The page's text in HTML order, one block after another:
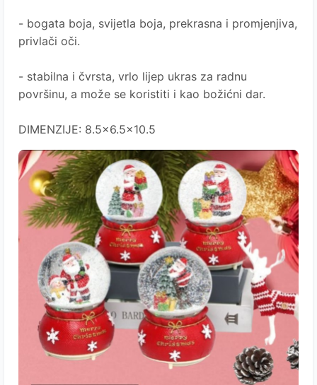
- bogata boja, svijetla boja, prekrasna i promjenjiva,
privlači oči.
- stabilna i čvrsta, vrlo lijep ukras za radnu
površinu, a može se koristiti i kao božićni dar.
DIMENZIJE: 8.5x6.5x10.5